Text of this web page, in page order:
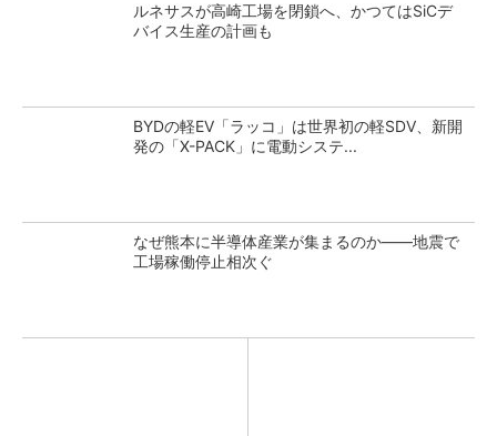
ルネサスが高崎工場を閉鎖へ、かつてはSiCデ
バイス生産の計画も
BYDの軽EV「ラッコ」は世界初の軽SDV、新開
発の「X-PACK」に電動システ...
なぜ熊本に半導体産業が集まるのか――地震で
工場稼働停止相次ぐ